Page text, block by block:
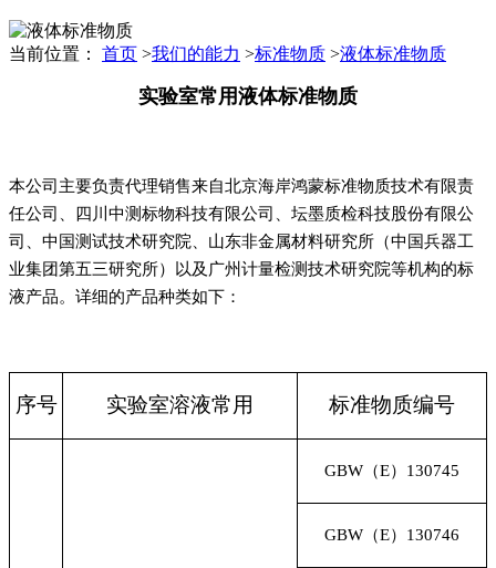
当前位置： 首页 >我们的能力 >标准物质 >液体标准物质
实验室常用液体标准物质
本公司主要负责代理销售来自北京海岸鸿蒙标准物质技术有限责
任公司、四川中测标物科技有限公司、坛墨质检科技股份有限公
司、中国测试技术研究院、山东非金属材料研究所（中国兵器工
业集团第五三研究所）以及广州计量检测技术研究院等机构的标
液产品。详细的产品种类如下：
序号 实验室溶液常用 标准物质编号
GBW （E）130745
GBW （E）130746